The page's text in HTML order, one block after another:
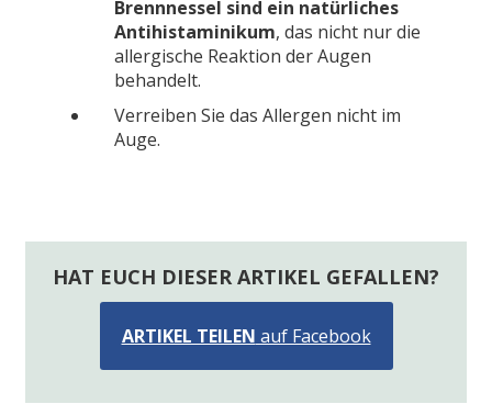
Brennnessel sind ein natürliches
Antihistaminikum, das nicht nur die
allergische Reaktion der Augen
behandelt.
Verreiben Sie das Allergen nicht im
Auge.
HAT EUCH DIESER ARTIKEL GEFALLEN?
ARTIKEL TEILEN auf Facebook